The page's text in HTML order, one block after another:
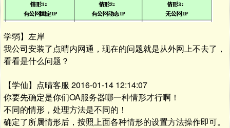
学弱】左岸
我公司安装了点晴内网通，现在的问题就是从外网上不去了，
看看是什么问题？
【学仙】点晴客服 2016-01-14 12:14:07
你要先确定是你们OA服务器哪一种情形才行啊！
不同的情形，处理方法是不同的！
确定了所属情形后，按照上面各种情形的设置方法操作即可。